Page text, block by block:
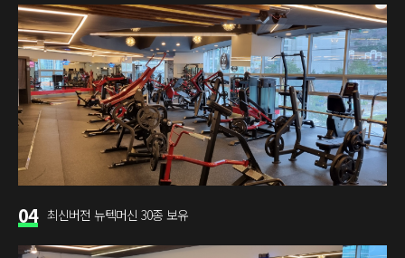
04 최신버전 뉴텍머신 30종 보유